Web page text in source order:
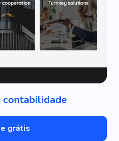
contabilidade
grátis